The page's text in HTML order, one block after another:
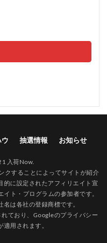
ウ 抽選情報 お知らせ
入荷Now.
クすることによってサイトが紹介
的に設定されたアフィリエイト宣
ト・プログラムの参加者です。
は各社の登録商標です。
ており、Googleのプライバシー
適用されます。